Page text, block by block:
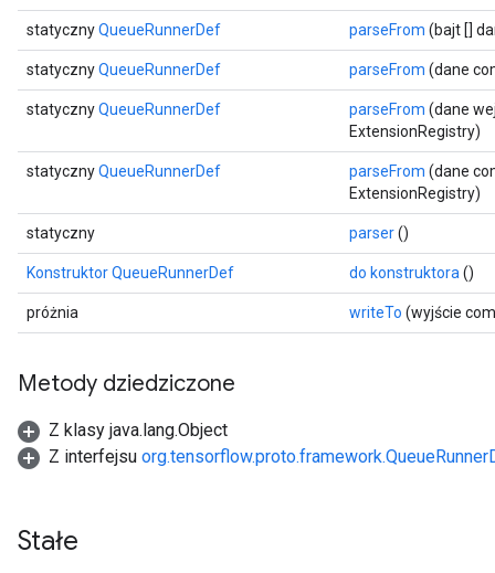
statycznyQueueRunnerDef parseFrom (bajt []
statycznyQueueRunnerDef parseFrom (dane
statycznyQueueRunnerDef parseFrom (dane
ExtensionRegistry)
statycznyQueueRunnerDef parseFrom (dane
ExtensionRegistry)
statyczny parser()
Konstruktor QueueRunnerDef do konstruktora ()
próżnia writeTo (wyjście
Metody dziedziczone
Z klasy java.lang.Object
Z interfejsu
Stałe